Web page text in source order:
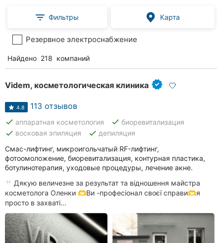
Фильтры Карта
Резервное электроснабжение
Найдено 218 компаний
Videm, косметологическая клиника
4.8 113 отзывов
done аппаратная косметология done биоревитализация
done восковая эпиляция done депиляция
Смас-лифтинг, микроигольчатый RF-лифтинг,
фотоомоложение, биоревитализация, контурная пластика,
ботулинотерапия, уходовые процедуры, лечение акне.
Дякую величезне за результат та відношення майстра
косметолога Оленки 🫶Ви -професіонал своєї справи🫶я
просто в захваті...